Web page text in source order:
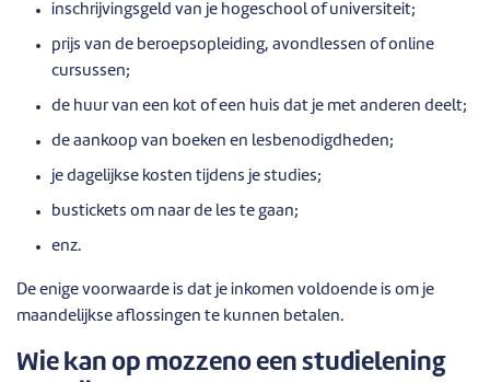
inschrijvingsgeld van je hogeschool of universiteit;
prijs van de beroepsopleiding, avondlessen of online
cursussen;
de huur van een kot of een huis dat je met anderen deelt;
de aankoop van boeken en lesbenodigdheden;
je dagelijkse kosten tijdens je studies;
bustickets om naar de les te gaan;
enz.
De enige voorwaarde is dat je inkomen voldoende is om je
maandelijkse aflossingen te kunnen betalen.
Wie kan op mozzeno een studielening